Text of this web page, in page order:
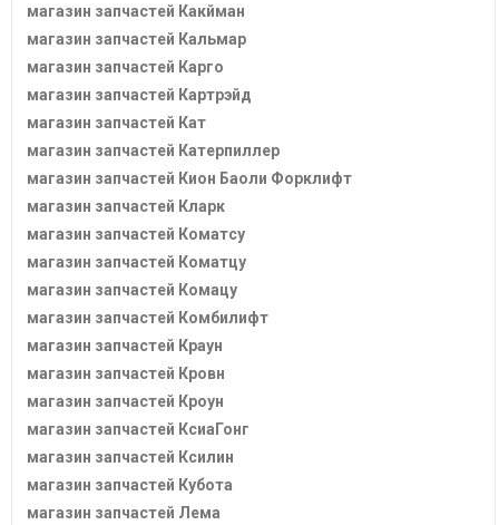
магазин запчастей Какйман
магазин запчастей Кальмар
магазин запчастей Карго
магазин запчастей Картрэйд
магазин запчастей Кат
магазин запчастей Катерпиллер
магазин запчастей Кион Баоли Форклифт
магазин запчастей Кларк
магазин запчастей Коматсу
магазин запчастей Коматцу
магазин запчастей Комацу
магазин запчастей Комбилифт
магазин запчастей Краун
магазин запчастей Кровн
магазин запчастей Кроун
магазин запчастей КсиаГонг
магазин запчастей Ксилин
магазин запчастей Кубота
магазин запчастей Лема